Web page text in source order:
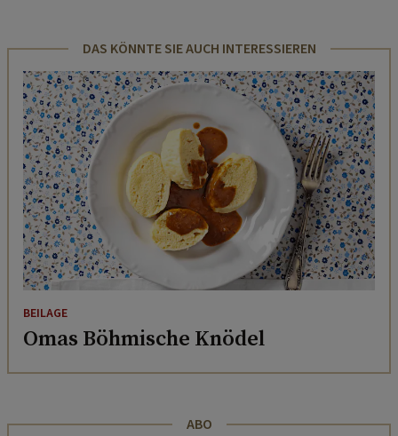
DAS KÖNNTE SIE AUCH INTERESSIEREN
BEILAGE
Omas Böhmische Knödel
ABO